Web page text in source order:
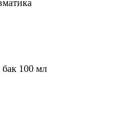
бак 100 мл